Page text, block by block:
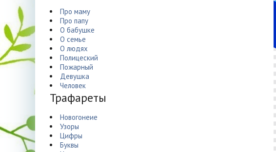
Про маму
Про папу
О бабушке
О семье
О людях
Полицеский
Пожарный
Девушка
Человек
Трафареты
Новогонеие
Узоры
Цифры
Буквы